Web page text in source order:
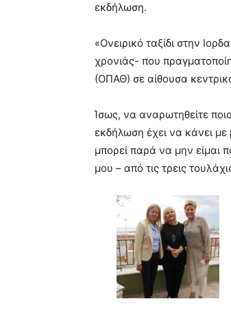
εκδήλωση.
«Ονειρικό ταξίδι στην
χρονιάς- που
(ΟΠΑΘ) σε αίθουσα
Ίσως, να αναρωτηθείτε
εκδήλωση έχει να κάνει με
μπορεί παρά να μην είμαι
μου – από τις τρεις